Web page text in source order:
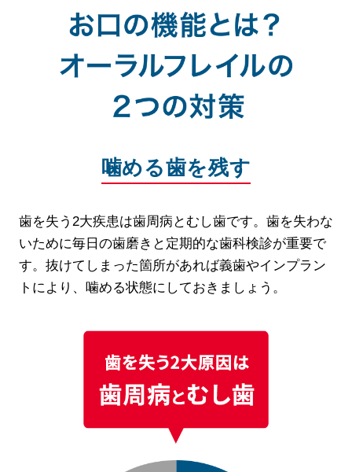
噛める歯を残す
歯を失う2大疾患は歯周病とむし歯です。歯を失わな
いために毎日の歯磨きと定期的な歯科検診が重要で
す。抜けてしまった箇所があれば義歯やインプラン
トにより、噛める状態にしておきましょう。